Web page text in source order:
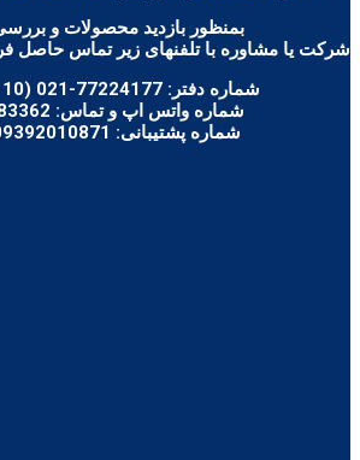
بمنظور بازدید محصولات و بررسی
شرکت یا مشاوره با تلفنهای زیر تماس حاصل
شماره دفتر:
شماره واتس اپ و تماس:
شماره پشتیبانی: